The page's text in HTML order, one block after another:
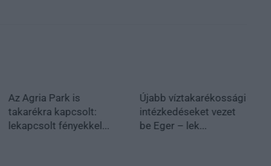
Az Agria Park is
takarékra kapcsolt:
lekapcsolt fényekkel...
Újabb víztakarékossági
intézkedéseket vezet
be Eger – lek...